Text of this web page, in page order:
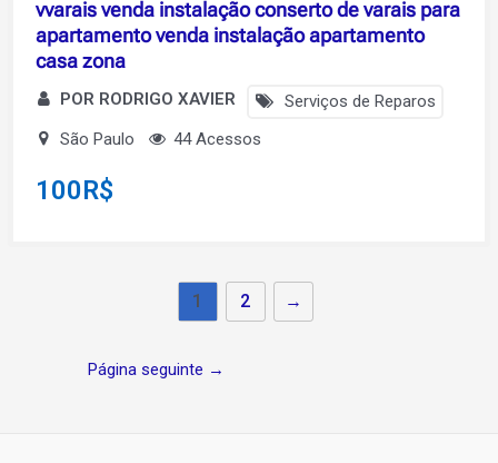
vvarais venda instalação conserto de varais para
apartamento venda instalação apartamento
casa zona
POR RODRIGO XAVIER
Serviços de Reparos
São Paulo
44 Acessos
100R$
1 2 →
Navegação
Página seguinte →